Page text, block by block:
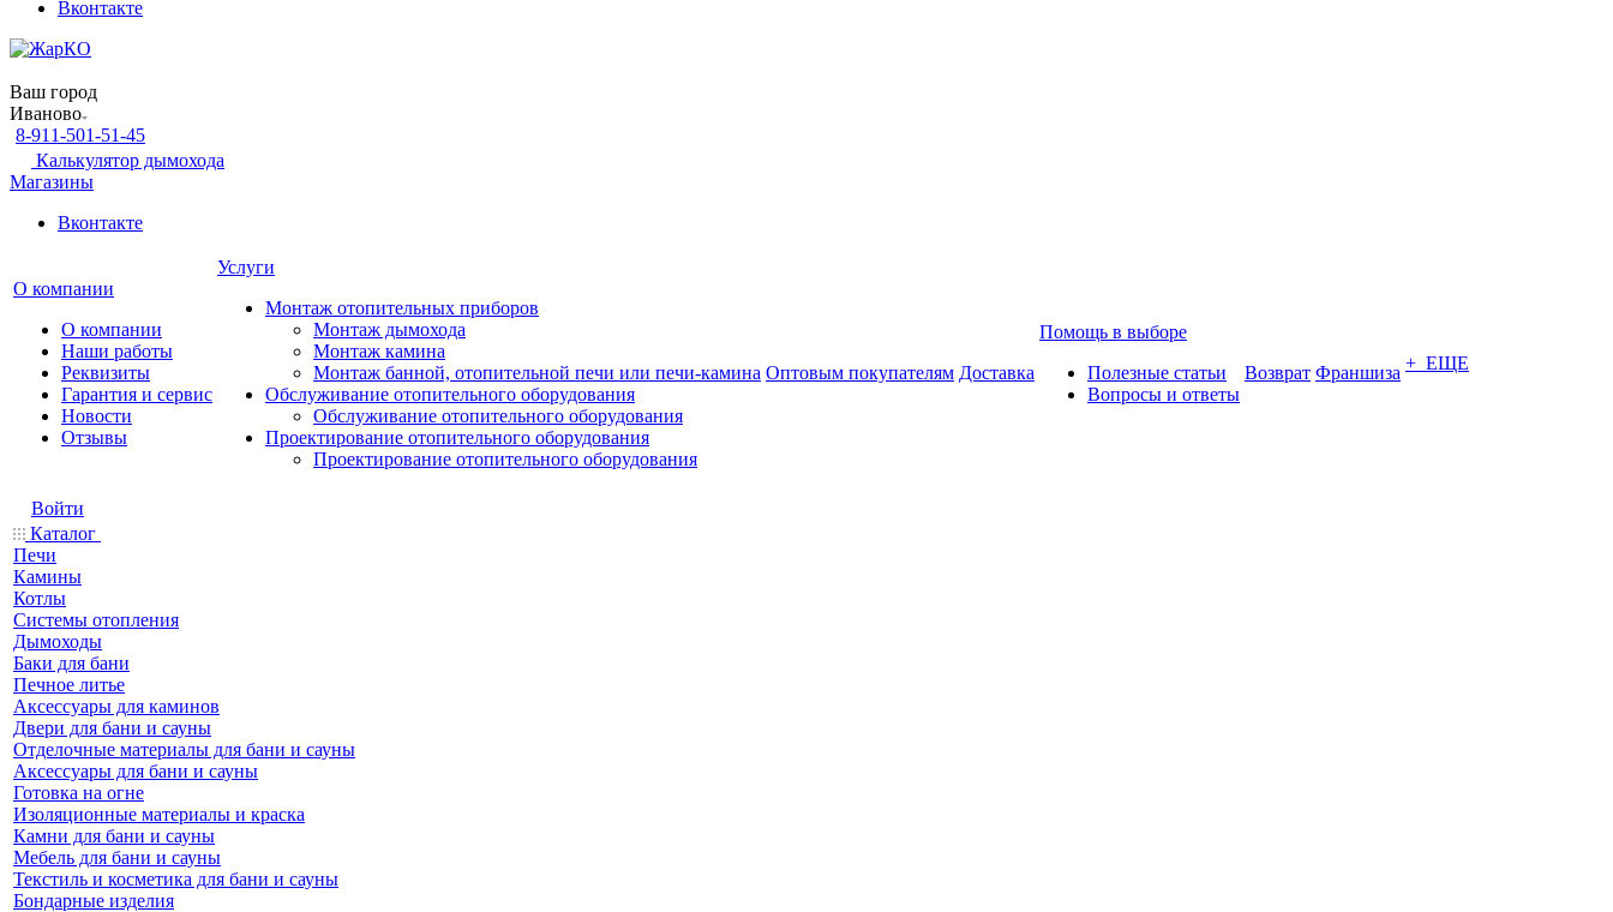
Вконтакте
Ваш город
Иваново
8-911-501-51-45
Калькулятор дымохода
Магазины
Вконтакте
О компании
О компании
Наши работы
Реквизиты
Гарантия и сервис
Новости
Отзывы
Услуги
Монтаж отопительных приборов
Монтаж дымохода
Монтаж камина
Монтаж банной, отопительной печи или печи-камина
Обслуживание отопительного оборудования
Обслуживание отопительного оборудования
Проектирование отопительного оборудования
Проектирование отопительного оборудования
Оптовым покупателям Доставка
Помощь в выборе
Полезные статьи
Вопросы и ответы
Возврат Франшиза + ЕЩЕ
Войти
Каталог
Печи
Камины
Котлы
Системы отопления
Дымоходы
Баки для бани
Печное литье
Аксессуары для каминов
Двери для бани и сауны
Отделочные материалы для бани и сауны
Аксессуары для бани и сауны
Готовка на огне
Изоляционные материалы и краска
Камни для бани и сауны
Мебель для бани и сауны
Текстиль и косметика для бани и сауны
Бондарные изделия